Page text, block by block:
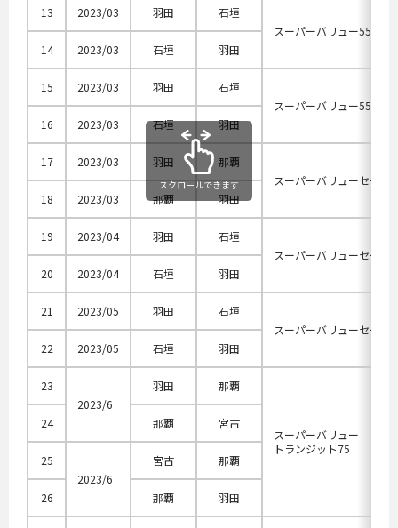
13 2023/03 羽田
石垣
スーパーバリュー55M
14
2023/03 石垣 羽田
15 2023/03 羽田
石垣
スーパーバリュー55M
16
2023/03 石垣 羽田
17 2023/03 羽田
那覇
スーパーバリューセール
18
2023/03 那覇 羽田
19 2023/04 羽田
石垣
スーパーバリューセール
20
2023/04 石垣 羽田
21 2023/05 羽田
石垣
スーパーバリューセール
22
2023/05 石垣 羽田
23
2023/6
羽田 那覇
スーパーバリュー
トランジット75
24 那覇 宮古
25
2023/6
宮古 那覇
26 那覇 羽田
スクロールできます